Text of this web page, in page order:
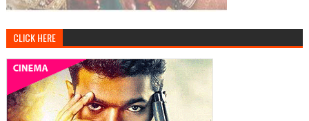
CLICK HERE